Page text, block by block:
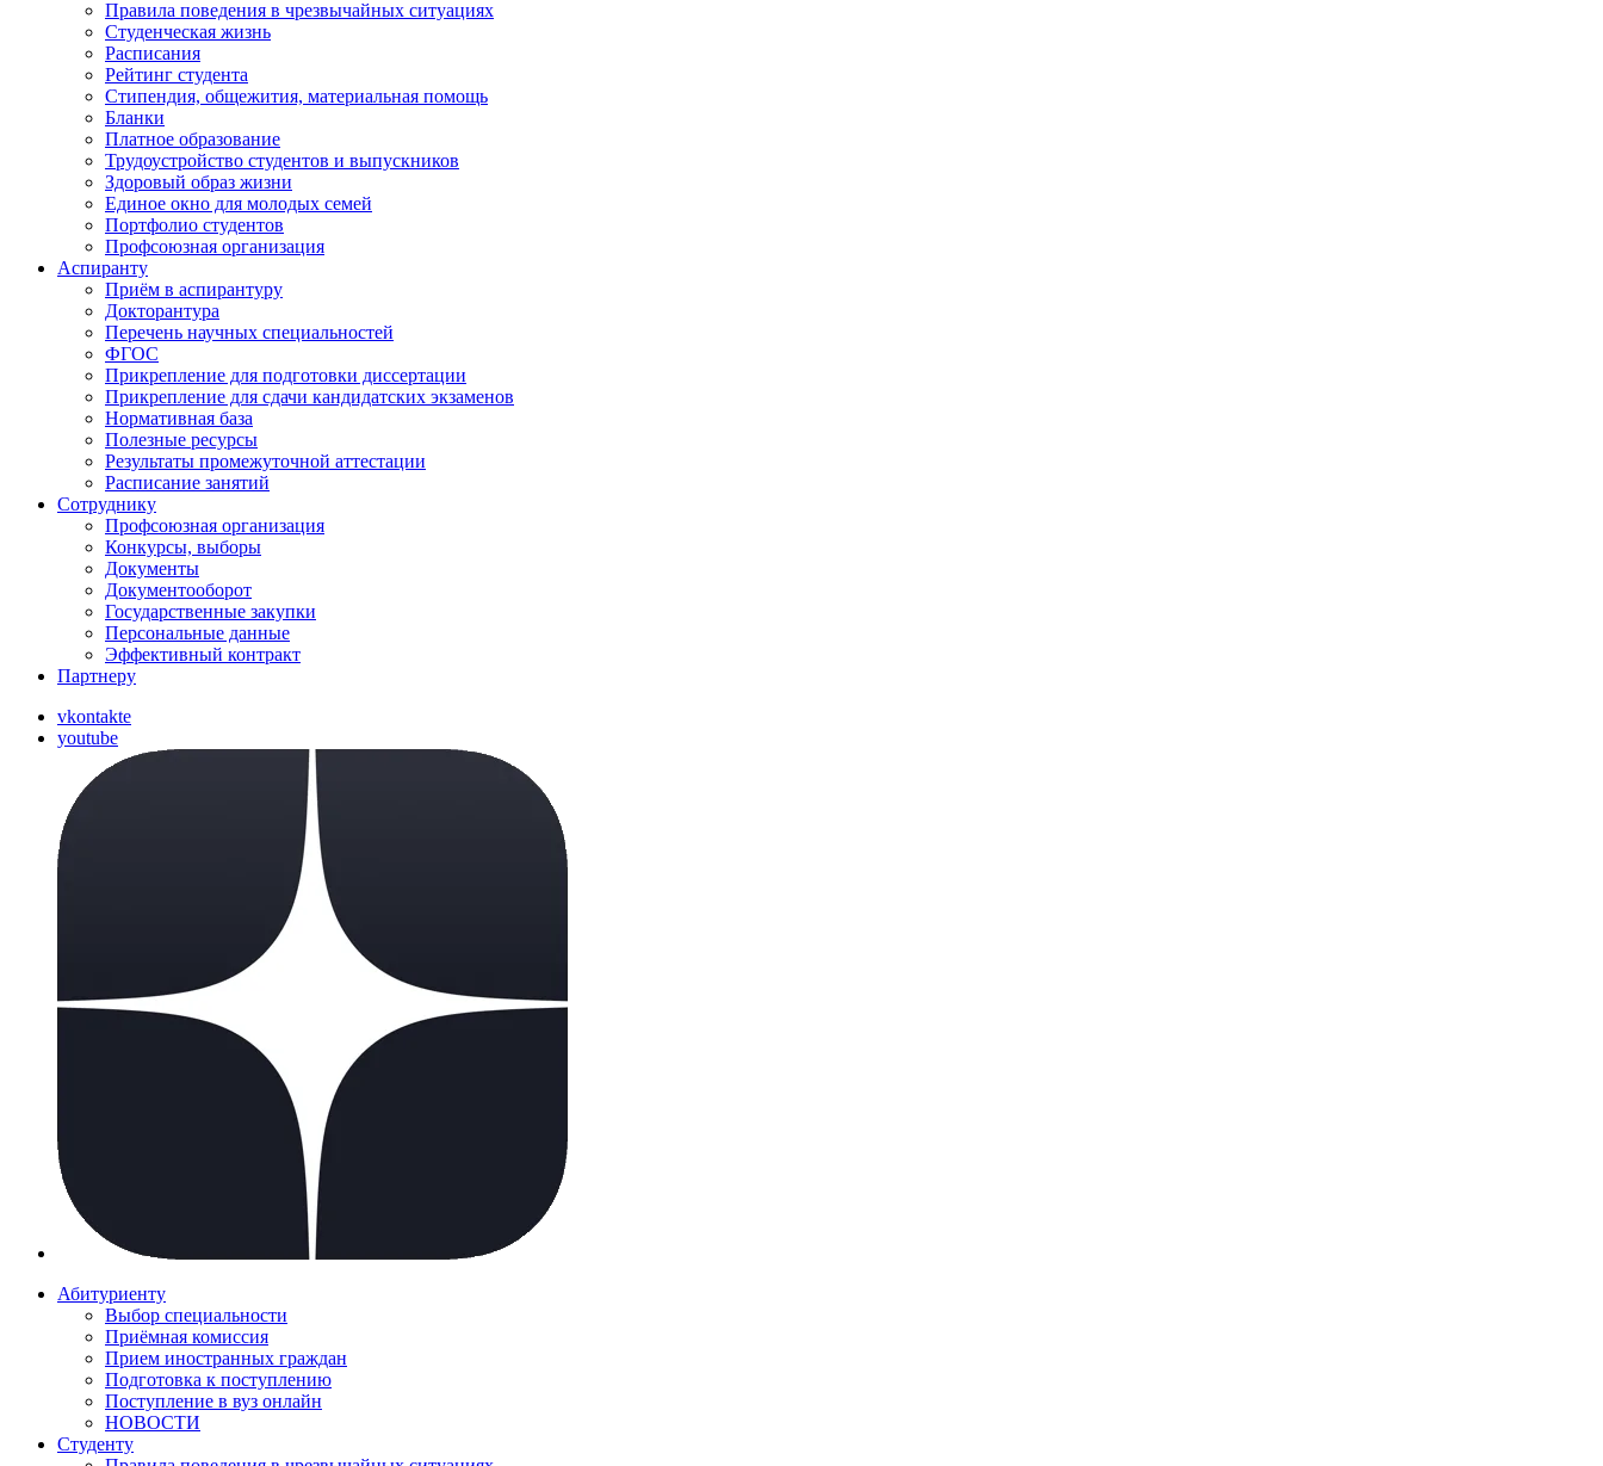
Правила поведения в чрезвычайных ситуациях
Студенческая жизнь
Расписания
Рейтинг студента
Стипендия, общежития, материальная помощь
Бланки
Платное образование
Трудоустройство студентов и выпускников
Здоровый образ жизни
Единое окно для молодых семей
Портфолио студентов
Профсоюзная организация
Аспиранту
Приём в аспирантуру
Докторантура
Перечень научных специальностей
ФГОС
Прикрепление для подготовки диссертации
Прикрепление для сдачи кандидатских экзаменов
Нормативная база
Полезные ресурсы
Результаты промежуточной аттестации
Расписание занятий
Сотруднику
Профсоюзная организация
Конкурсы, выборы
Документы
Документооборот
Государственные закупки
Персональные данные
Эффективный контракт
Партнеру
vkontakte
youtube
Абитуриенту
Выбор специальности
Приёмная комиссия
Прием иностранных граждан
Подготовка к поступлению
Поступление в вуз онлайн
НОВОСТИ
Студенту